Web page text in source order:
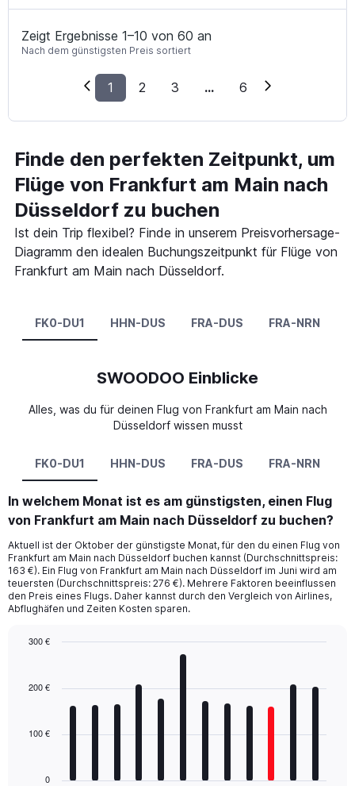
Zeigt Ergebnisse 1–10 von 60 an
Nach dem günstigsten Preis sortiert
1 2 3 ... 6
Finde den perfekten Zeitpunkt, um
Flüge von Frankfurt am Main nach
Düsseldorf zu buchen
Ist dein Trip flexibel? Finde in unserem Preisvorhersage-
Diagramm den idealen Buchungszeitpunkt für Flüge von
Frankfurt am Main nach Düsseldorf.
FK0-DU1 HHN-DUS FRA-DUS FRA-NRN
SWOODOO Einblicke
Alles, was du für deinen Flug von Frankfurt am Main nach
Düsseldorf wissen musst
FK0-DU1 HHN-DUS FRA-DUS FRA-NRN
In welchem Monat ist es am günstigsten, einen Flug
von Frankfurt am Main nach Düsseldorf zu buchen?
Aktuell ist der Oktober der günstigste Monat, für den du einen Flug von
Frankfurt am Main nach Düsseldorf buchen kannst (Durchschnittspreis:
163 €). Ein Flug von Frankfurt am Main nach Düsseldorf im Juni wird am
teuersten (Durchschnittspreis: 276 €). Mehrere Faktoren beeinflussen
den Preis eines Flugs. Daher kannst durch den Vergleich von Airlines,
Abflughäfen und Zeiten Kosten sparen.
with
The
0
100 €
200 €
300 €